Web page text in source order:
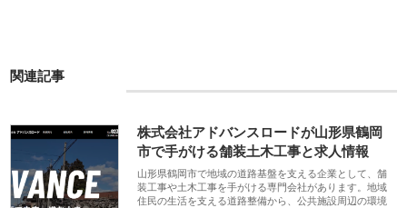
関連記事
株式会社アドバンスロードが山形県鶴岡
市で手がける舗装土木工事と求人情報
山形県鶴岡市で地域の道路基盤を支える企業として、舗
装工事や土木工事を手がける専門会社があります。地域
住民の生活を支える道路整備から、公共施設周辺の環境